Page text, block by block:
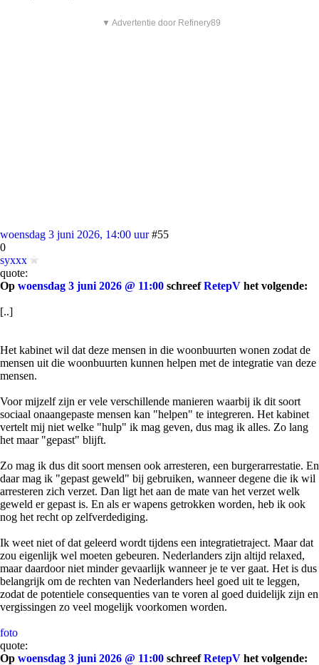
▼ Advertentie door Refinery89
woensdag 3 juni 2026, 14:00 uur #55
0
syxxx
quote:
Op woensdag 3 juni 2026 @ 11:00 schreefRetepV het volgende:
[..]
Het kabinet wil dat deze mensen in die woonbuurten wonen zodat de
mensen uit die woonbuurten kunnen helpen met de integratie van deze
mensen.
Voor mijzelf zijn er vele verschillende manieren waarbij ik dit soort
sociaal onaangepaste mensen kan "helpen" te integreren. Het kabinet
vertelt mij niet welke "hulp" ik mag geven, dus mag ik alles. Zo lang
het maar "gepast" blijft.
Zo mag ik dus dit soort mensen ook arresteren, een burgerarrestatie. En
daar mag ik "gepast geweld" bij gebruiken, wanneer degene die ik wil
arresteren zich verzet. Dan ligt het aan de mate van het verzet welk
geweld er gepast is. En als er wapens getrokken worden, heb ik ook
nog het recht op zelfverdediging.
Ik weet niet of dat geleerd wordt tijdens een integratietraject. Maar dat
zou eigenlijk wel moeten gebeuren. Nederlanders zijn altijd relaxed,
maar daardoor niet minder gevaarlijk wanneer je te ver gaat. Het is dus
belangrijk om de rechten van Nederlanders heel goed uit te leggen,
zodat de potentiele consequenties van te voren al goed duidelijk zijn en
vergissingen zo veel mogelijk voorkomen worden.
foto
quote:
Op woensdag 3 juni 2026 @ 11:00 schreefRetepV het volgende: